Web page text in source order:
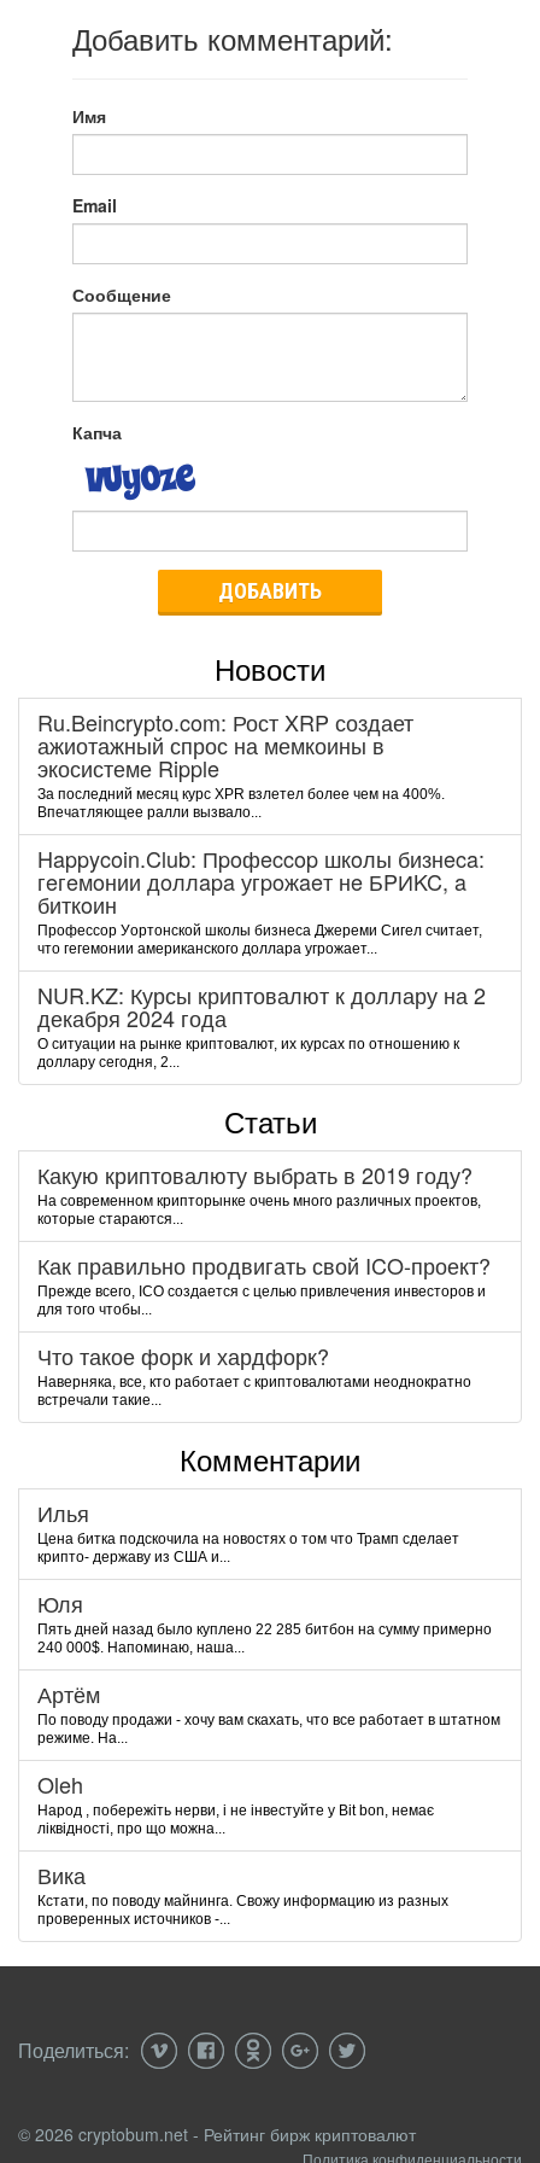
Добавить комментарий:
Имя
Email
Сообщение
Капча
ДОБАВИТЬ
Новости
Ru.Beincrypto.com: Рост XRP создает
ажиотажный спрос на мемкоины в
экосистеме Ripple
За последний месяц курс XPR взлетел более чем на 400%.
Впечатляющее ралли вызвало...
Happycoin.Club: Пpoфeccop шкoлы бизнeca:
гeгeмoнии дoллapa угpoжaeт нe БPИKC, a
биткoин
Пpoфeccop Уopтoнcкoй шкoлы бизнeca Джepeми Cигeл cчитaeт,
чтo гeгeмoнии aмepикaнcкoгo дoллapa угpoжaeт...
NUR.KZ: Курсы криптовалют к доллару на 2
декабря 2024 года
О ситуации на рынке криптовалют, их курсах по отношению к
доллару сегодня, 2...
Статьи
Какую криптовалюту выбрать в 2019 году?
На современном крипторынке очень много различных проектов,
которые стараются...
Как правильно продвигать свой ICO-проект?
Прежде всего, ICO создается с целью привлечения инвесторов и
для того чтобы...
Что такое форк и хардфорк?
Наверняка, все, кто работает с криптовалютами неоднократно
встречали такие...
Комментарии
Илья
Цена битка подскочила на новостях о том что Трамп сделает
крипто- державу из США и...
Юля
Пять дней назад было куплено 22 285 битбон на сумму примерно
240 000$. Напоминаю, наша...
Артём
По поводу продажи - хочу вам скахать, что все работает в штатном
режиме. На...
Oleh
Народ , побережіть нерви, і не інвестуйте у Bit bon, немає
ліквідності, про що можна...
Вика
Кстати, по поводу майнинга. Свожу информацию из разных
проверенных источников -...
Поделиться:
© 2026 cryptobum.net - Рейтинг бирж криптовалют
Политика конфиденциальности